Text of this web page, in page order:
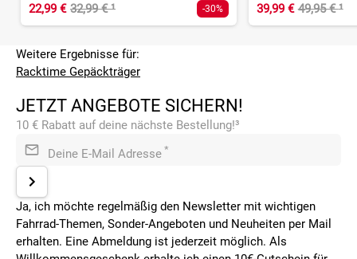
22,99 € 32,99 €¹ -30%
39,99 € 49,95 €¹
Weitere Ergebnisse für:
Racktime Gepäckträger
JETZT ANGEBOTE SICHERN!
10 € Rabatt auf deine nächste Bestellung!³
Deine E-Mail Adresse *
Ja, ich möchte regelmäßig den Newsletter mit wichtigen
Fahrrad-Themen, Sonder-Angeboten und Neuheiten per Mail
erhalten. Eine Abmeldung ist jederzeit möglich. Als